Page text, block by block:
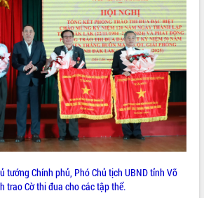
trưởng
tác về
– 2030
tỉnh
y tế
cơ sở dữ
tướng Chính phủ, Phó Chủ tịch UBND tỉnhVõ
trao Cờ thi đua cho các tập thể.